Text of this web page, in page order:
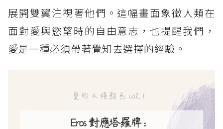
展開雙翼注視著他們。這幅畫面象徵人類在
面對愛與慾望時的自由意志，也提醒我們，
愛是一種必須帶著覺知去選擇的經驗。